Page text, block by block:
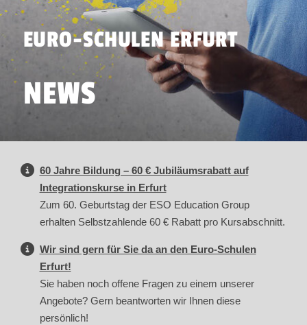
EURO-SCHULEN ERFURT
NEWS
60 Jahre Bildung – 60 € Jubiläumsrabatt auf
Integrationskurse in Erfurt
Zum 60. Geburtstag der ESO Education Group
erhalten Selbstzahlende 60 € Rabatt pro Kursabschnitt.
Wir sind gern für Sie da an den Euro-Schulen
Erfurt!
Sie haben noch offene Fragen zu einem unserer
Angebote? Gern beantworten wir Ihnen diese
persönlich!